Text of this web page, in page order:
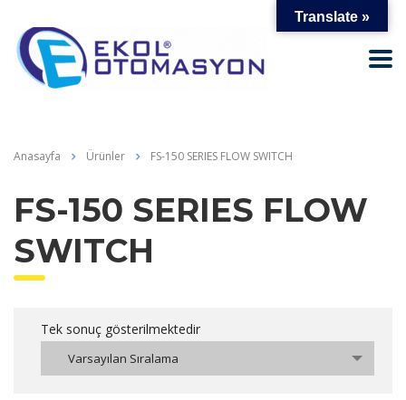
Anasayfa Ürünler FS-150 SERIES FLOW SWITCH
FS-150 SERIES FLOW
SWITCH
Tek sonuç gösterilmektedir
Varsayılan Sıralama
Translate »